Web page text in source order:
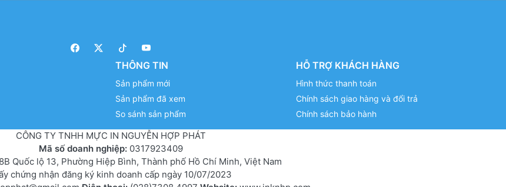
THÔNG TIN
Sản phẩm mới
Sản phẩm đã xem
So sánh sản phẩm
HỖ TRỢ KHÁCH HÀNG
Hình thức thanh toán
Chính sách giao hàng và đổi trả
Chính sách bảo hành
CÔNG TY TNHH MỰC IN NGUYỄN HỢP PHÁT
Mã số doanh nghiệp: 0317923409
Quốc lộ 13, Phường Hiệp Bình, Thành phố Hồ Chí Minh, Việt Nam
chứng nhận đăng ký kinh doanh cấp ngày 10/07/2023